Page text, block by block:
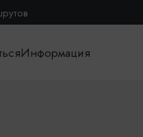
Информация